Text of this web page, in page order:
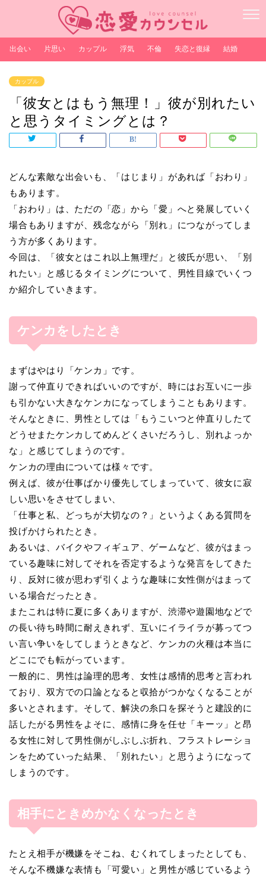
出会い 片思い カップル 浮気 不倫 失恋と復縁 結婚
カップル
「彼女とはもう無理！」彼が別れたい
と思うタイミングとは？
どんな素敵な出会いも、「はじまり」があれば「おわり」
もあります。
「おわり」は、ただの「恋」から「愛」へと発展していく
場合もありますが、残念ながら「別れ」につながってしま
う方が多くあります。
今回は、「彼女とはこれ以上無理だ」と彼氏が思い、「別
れたい」と感じるタイミングについて、男性目線でいくつ
か紹介していきます。
ケンカをしたとき
まずはやはり「ケンカ」です。
謝って仲直りできればいいのですが、時にはお互いに一歩
も引かない大きなケンカになってしまうこともあります。
そんなときに、男性としては「もうこいつと仲直りしたて
どうせまたケンカしてめんどくさいだろうし、別れよっか
な」と感じてしまうのです。
ケンカの理由については様々です。
例えば、彼が仕事ばかり優先してしまっていて、彼女に寂
しい思いをさせてしまい、
「仕事と私、どっちが大切なの？」というよくある質問を
投げかけられたとき。
あるいは、バイクやフィギュア、ゲームなど、彼がはまっ
ている趣味に対してそれを否定するような発言をしてきた
り、反対に彼が思わず引くような趣味に女性側がはまって
いる場合だったとき。
またこれは特に夏に多くありますが、渋滞や遊園地などで
の長い待ち時間に耐えきれず、互いにイライラが募ってつ
い言い争いをしてしまうときなど、ケンカの火種は本当に
どこにでも転がっています。
一般的に、男性は論理的思考、女性は感情的思考と言われ
ており、双方での口論となると収拾がつかなくなることが
多いとされます。そして、解決の糸口を探そうと建設的に
話したがる男性をよそに、感情に身を任せ「キーッ」と昂
る女性に対して男性側がしぶしぶ折れ、フラストレーショ
ンをためていった結果、「別れたい」と思うようになって
しまうのです。
相手にときめかなくなったとき
たとえ相手が機嫌をそこね、むくれてしまったとしても、
そんな不機嫌な表情も「可愛い」と男性が感じているよう